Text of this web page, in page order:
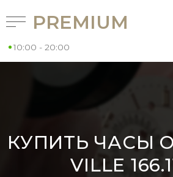
PREMIUM
10:00 - 20:00
КУПИТЬ ЧАСЫ
VILLE